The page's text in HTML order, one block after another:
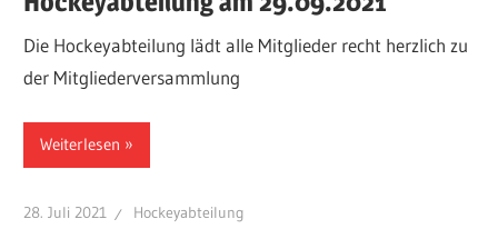
Die Hockeyabteilung lädt alle Mitglieder recht herzlich zu
der Mitgliederversammlung
Weiterlesen
28. Juli 2021 Hockeyabteilung